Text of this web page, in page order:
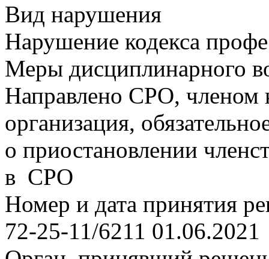
Вид нарушения
Нарушение кодекса
Меры дисциплинарного
Направлено СРО, членом
организация,
о приостановлении
в СРО
Номер и дата принятия
72-25-11/6211 01.06.2021